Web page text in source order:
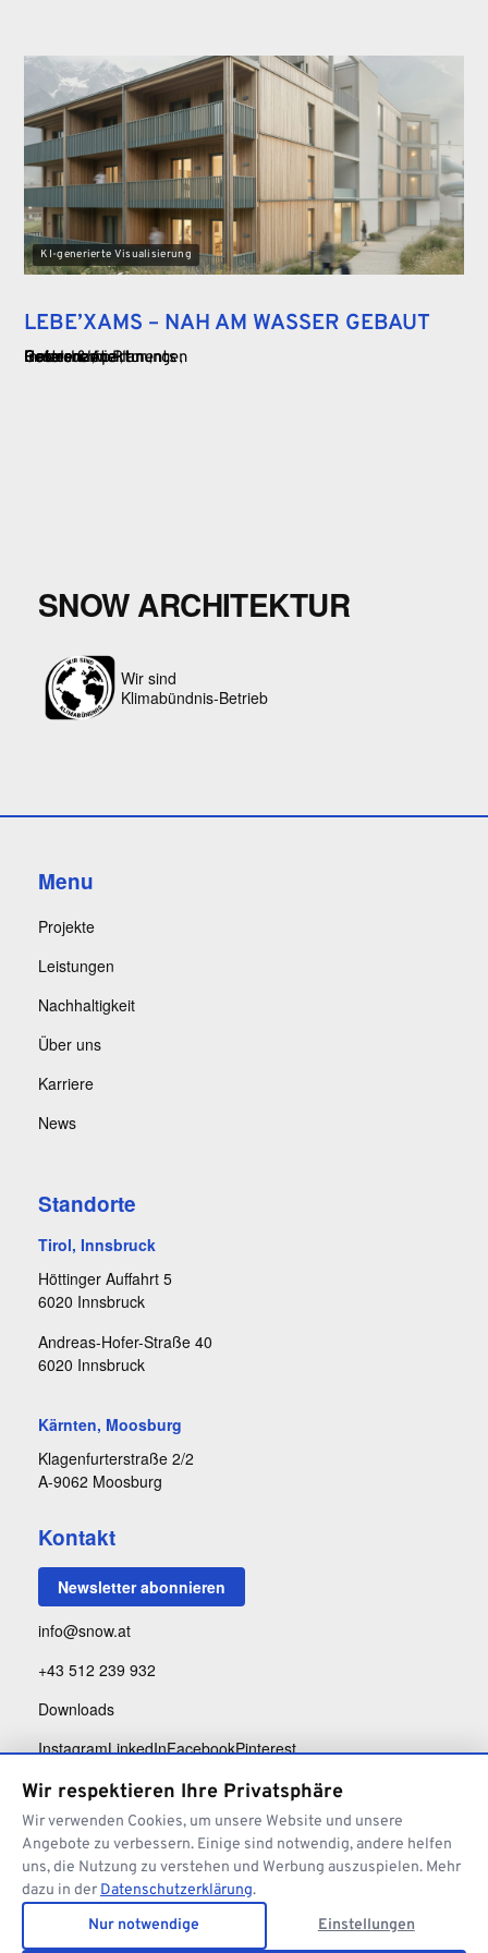
KI-generierte Visualisierung
LEBE’XAMS – NAH AM WASSER GEBAUT
Gastronomie
Gewerbe
Hotels & Apartments
Innenarchitektur
Referenzen Planungen
Wir respektieren Ihre Privatsphäre
Wir verwenden Cookies, um unsere Website und unsere
Angebote zu verbessern. Einige sind notwendig, andere helfen
uns, die Nutzung zu verstehen und Werbung auszuspielen. Mehr
dazu in der Datenschutzerklärung.
Nur notwendige
Einstellungen
SNOW ARCHITEKTUR
Wir sind
Klimabündnis-Betrieb
Menu
Projekte
Leistungen
Nachhaltigkeit
Über uns
Karriere
News
Standorte
Tirol, Innsbruck
Höttinger Auffahrt 5
6020 Innsbruck
Andreas-Hofer-Straße 40
6020 Innsbruck
Kärnten, Moosburg
Klagenfurterstraße 2/2
A-9062 Moosburg
Kontakt
Newsletter abonnieren
info@snow.at
+43 512 239 932
Downloads
InstagramLinkedInFacebookPinterest
Impressum DatenschutzAGB Architektur AGB Website Widerrufsbelehrung
Cookie-Einstellungen